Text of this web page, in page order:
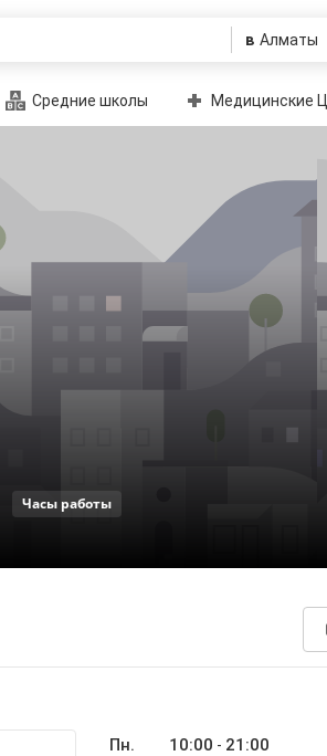
в
Средние школы Медицинские
Часы работы
Пн. 10:00 - 21:00